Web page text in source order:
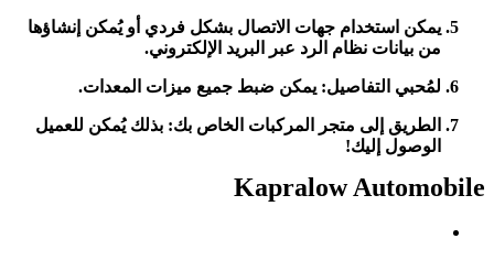
يمكن استخدام جهات الاتصال بشكل فردي أو يُمكن إنشاؤها
من بيانات نظام الرد عبر البريد الإلكتروني.
لمُحبي التفاصيل: يمكن ضبط جميع ميزات المعدات.
الطريق إلى متجر المركبات الخاص بك: بذلك يُمكن للعميل
الوصول إليك!
Kapralow Automobile